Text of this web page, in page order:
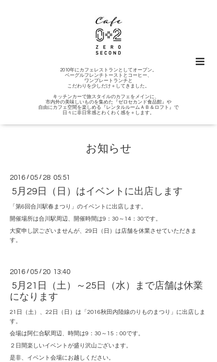
2010年にカフェレストランとしてオープン。
ベーグルフレンチトーストとコーヒー、
ワンプレートランチと
こだわりを少しだけ＋してきました。
キッチンカーで旅スタイルのカフェをメインに、
市内外の美味しいものを集めた『ゼロセカンド食品館』や
自由にカフェ空間を楽しめる『レンタルルームＡＢ＆ロフト』で
日々に非日常感とわくわく感を＋します。
お知らせ
2016 /05 / 28 05:51
5月29日（日）はイベントに出店します
「第6回合川駅春まつり」のイベントに出店します。
開催場所は合川駅周辺、開催時間は9：30～14：30です。
大変申し訳ございませんが、29日（日）は店舗を休業させていただきま
す。
2016 /05 / 20 13:40
5月21日（土）～25日（水）まで店舗は休業
になります
21日（土）、22日（日）は「2016秋田内陸線のりものまつり」に出店しま
す。
会場は阿仁合駅周辺、時間は9：30～15：00です。
２日間楽しいイベントが盛り沢山ございます。
是非、イベント会場にお越しください。